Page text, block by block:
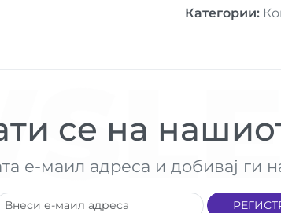
Категории:
се на
е-маил адреса и добивај ги